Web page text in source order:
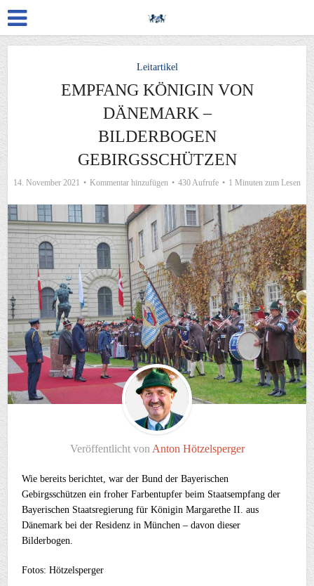
Leitartikel
EMPFANG KÖNIGIN VON
DÄNEMARK –
BILDERBOGEN
GEBIRGSSCHÜTZEN
14. November 2021 Kommentar hinzufügen 430 Aufrufe 1 Minuten zum Lesen
Veröffentlicht von Anton Hötzelsperger
Wie bereits berichtet, war der Bund der Bayerischen
Gebirgsschützen ein froher Farbentupfer beim Staatsempfang der
Bayerischen Staatsregierung für Königin Margarethe II. aus
Dänemark bei der Residenz in München – davon dieser
Bilderbogen.
Fotos: Hötzelsperger